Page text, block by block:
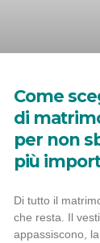
Come
di
per non
più
Di tutto il
che resta. Il
appassiscono,